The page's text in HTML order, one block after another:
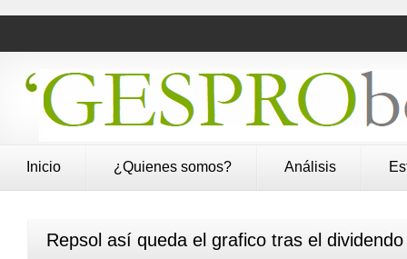
Inicio ¿Quienes somos? Análisis
Repsol así queda el grafico tras el dividendo